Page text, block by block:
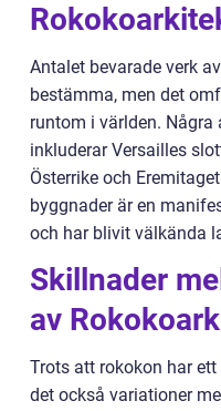
Antalet bevarade verk
bestämma, men det
runtom i världen. Några
inkluderar Versailles
Österrike och
byggnader är en
och har blivit välkända
Skillnader
av
Trots att rokokon har
det också variationer